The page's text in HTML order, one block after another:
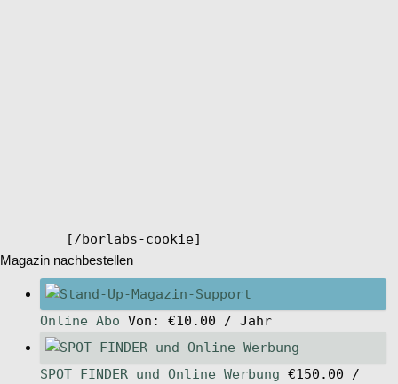
[/borlabs-cookie]
Magazin nachbestellen
Online Abo Von:€10.00 / Jahr
SPOT FINDER und Online Werbung €150.00
/